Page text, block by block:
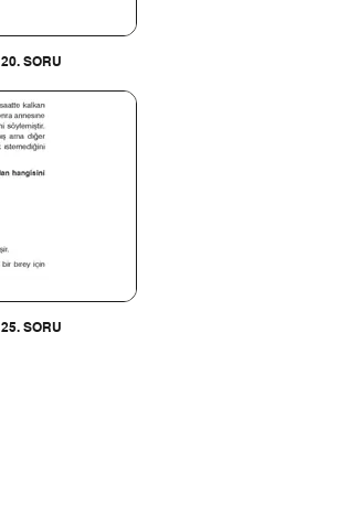
20. SORU
25. SORU